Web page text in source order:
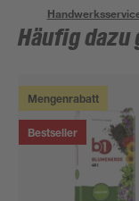
Häufig
Mengenrabatt
Bestseller